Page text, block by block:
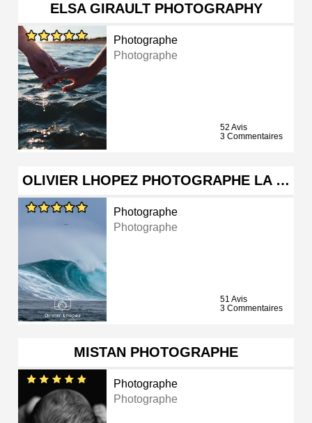
ELSA GIRAULT PHOTOGRAPHY
Photographe
Photographe
52 Avis
3 Commentaires
OLIVIER LHOPEZ PHOTOGRAPHE LA …
Photographe
Photographe
51 Avis
3 Commentaires
MISTAN PHOTOGRAPHE
Photographe
Photographe